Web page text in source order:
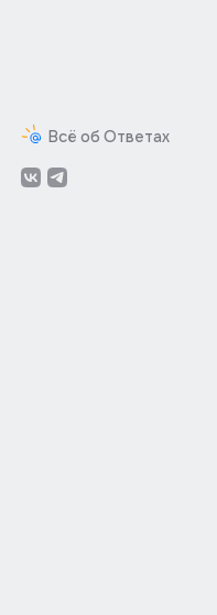
Всё об Ответах